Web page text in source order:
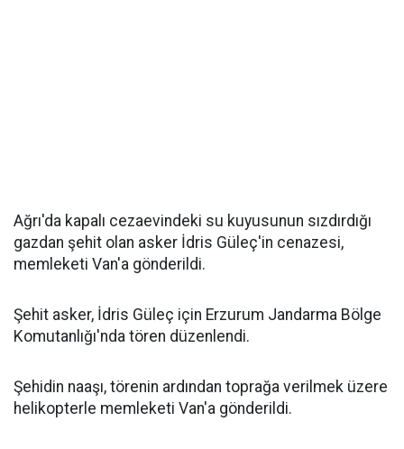
Ağrı'da kapalı cezaevindeki su kuyusunun sızdırdığı
gazdan şehit olan asker İdris Güleç'in cenazesi,
memleketi Van'a gönderildi.
Şehit asker, İdris Güleç için Erzurum Jandarma Bölge
Komutanlığı'nda tören düzenlendi.
Şehidin naaşı, törenin ardından toprağa verilmek üzere
helikopterle memleketi Van'a gönderildi.